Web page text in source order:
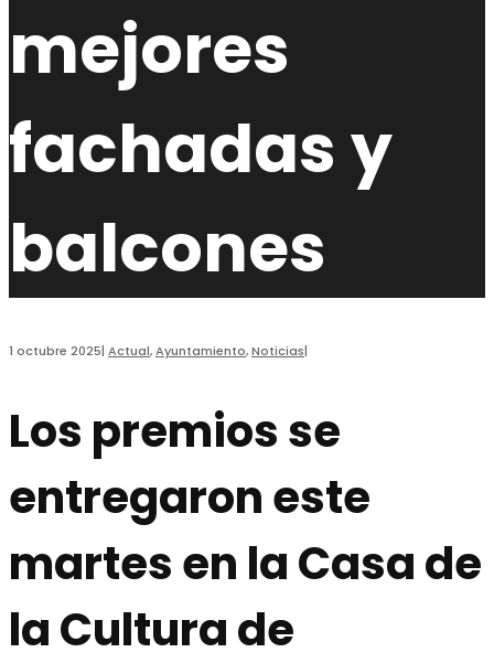
mejores
fachadas y
balcones
1 octubre 2025| Actual,Ayuntamiento,Noticias|
Los premios se
entregaron este
martes en la Casa de
la Cultura de